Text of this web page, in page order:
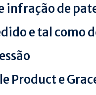
infração de
e tal como
Product e